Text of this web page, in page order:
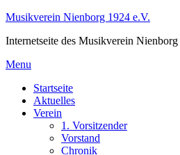
Skip
content
Musikverein Nienborg 1924 e.V.
Internetseite des Musikverein
Menu
Startseite
Aktuelles
Verein
1. Vorsitzender
Vorstand
Chronik